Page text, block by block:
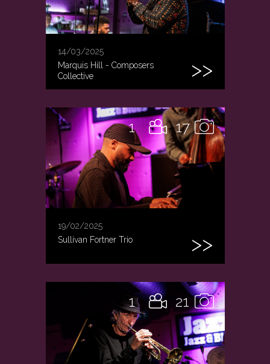
14/03/2025
Marquis Hill - Composers
Collective
17
1
19/02/2025
Sullivan Fortner Trio
21
1